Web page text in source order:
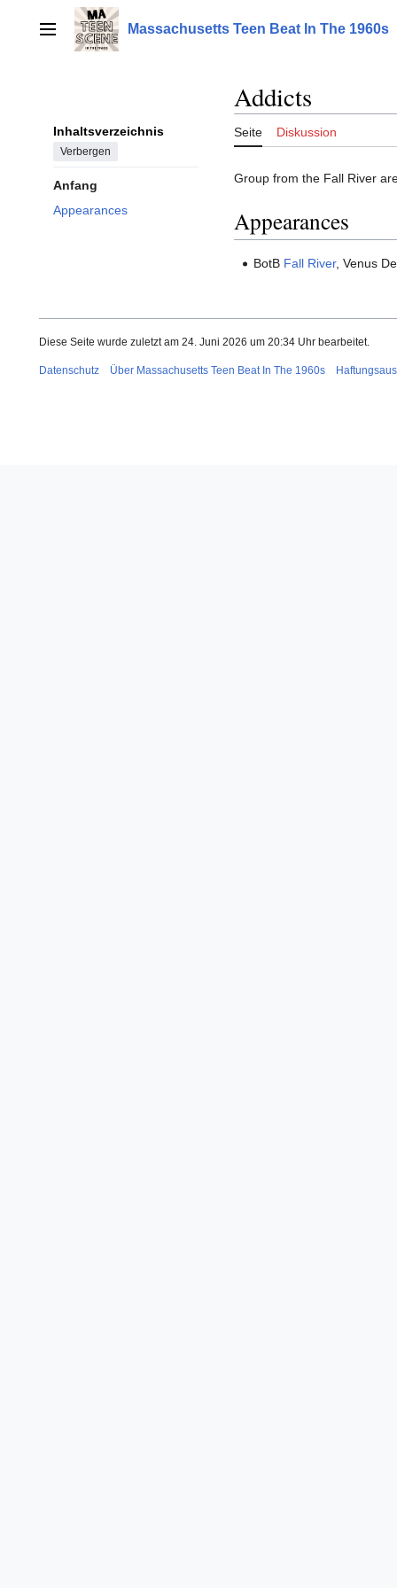
springenHauptmenü Massachusetts Teen Beat In The 1960s
Inhaltsverzeichnis
Verbergen
Anfang
Appearances
Addicts
Seite Diskussion
Group from the Fall River
Appearances
BotB Fall River, Venus
Diese Seite wurde zuletzt am 24. Juni 2026 um 20:34 Uhr bearbeitet.
Datenschutz Über Massachusetts Teen Beat In The 1960s